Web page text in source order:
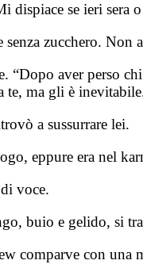
dispiace se ieri
zucchero. Non
“Dopo aver perso
ma gli è
a sussurrare lei.
eppure era nel
voce.
buio e gelido, si
comparve con